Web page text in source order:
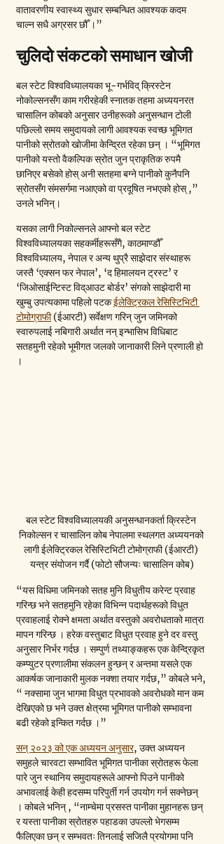
वातावरणीय स्वास्थ्य सुधार सम्बन्धित आवश्यक कदम
चाल्न सधै अग्रसर छौँ ।”
चुलिदो संकटको समाधान खोजी
बल स्टेट विश्वविध्यालयका भू-गर्भविद् क्रिस्टेन
नोकोल्सनसँग काम गरीरहेकी स्नातक तहमा अध्ययनरत
चासालिन कोबको अनुसार उनीहरूको अनुसन्धान टोली
पछिल्लो समय समुदायको लागी आवश्यक स्वच्छ भूमिगत
पानीको स्रोतको खोजीमा केन्द्रित रहेका छन् । “भूमिगत
पानीको यस्तो वैकल्पिक स्रोत जुन प्राकृतिक रुपमै
छानिएर बसेको होस् अनी सतहमा बग्ने पानीको कुनैपनि
स्रोतसँग संमसर्गमा नआएको वा प्रदूषित नभएको होस् ,”
उनले भनिन्।
यसका लागी निकोल्सनले आफ्नो बल स्टेट
विश्वविध्यालयका सहकर्मीहरूसँगै, काठमाण्डौँ
विश्वविध्यालय, नेपाल र अन्य थुप्रै साझेदार संस्थाहरू
जस्तै ‘एक्सन फर नेपाल’, ‘द हिमालयन ट्रस्ट’ र
‘जिओसाईन्टिस्ट विद्आउट बोर्डर’ संगको साझेदारी मा
खुम्बु उपत्यकामा पहिलो पटक ईलेक्ट्रिकल रेसिस्टिभिटी
टोमोग्राफी (ईआरटी) सर्वेक्षण गरिन् जुन जमिनको
स्वारुपलाई नबिगारी अर्थात नन् इन्भासिभ विधिबाट
सतहमुनी रहेको भूमीगत जलको जानाकारी लिने प्रणाली हो
।
बल स्टेट विश्वविध्यालयकी अनुसन्धानकर्ता क्रिस्टेन
निकोल्सन र चासालिन कोब नेपालमा स्थलगत अध्ययनको
लागी ईलेक्ट्रिकल रेसिस्टिभिटी टोमोग्राफी (ईआरटी)
यन्त्र संयोजन गर्दै (फोटो सौजन्यः चासालिन कोब)
“यस विधिमा जमिनको सतह मुनि विधुतीय करेन्ट प्रवाह
गरिन्छ भने सतहमुनि रहेका विभिन्न पदार्थहरूको विधुत
प्रवाहलाई रोक्ने क्षमता अर्थात वस्तुको अवरोधताको मात्रा
मापन गरिन्छ । हरेक वस्तुबाट विधुत प्रवाह हुने दर वस्तु
अनुसार निर्भर गर्दछ । सम्पुर्ण तथ्याङ्कहरू एक केन्द्रिकृत
कम्प्युटर प्रणालीमा संकलन हुन्छन् र अन्तमा यसले एक
आकर्षक जानाकारी मुलक नक्शा तयार गर्दछ,” कोबले भने,
“ नक्सामा जुन भागमा विधुत प्रभावको अवरोधको मान कम
देखिएको छ भने उक्त क्षेत्रमा भूमिगत पानीको सम्भावना
बढी रहेको इन्कित गर्दछ ।”
सन् २०२३ को एक अध्ययन अनुसार, उक्त अध्ययन
समुहले चारवटा सम्भावित भूमिगत पानीका स्रोतहरू फेला
पारे जुन स्थानिय समुदायहरूले आफ्नो पिउने पानीको
अभावलाई केही हदसम्म परिपुर्ती गर्न उपयोग गर्न सक्नेछन्
। कोबले भनिन् , “नाम्चेमा प्रसस्त पानीका मुहानहरू छन्
र यस्ता पानीका स्रोतहरु पहाडका उपल्लो भेगसम्म
फैलिएका छन् र सम्भवतः तिनलाई सजिलै प्रयोगमा पनि